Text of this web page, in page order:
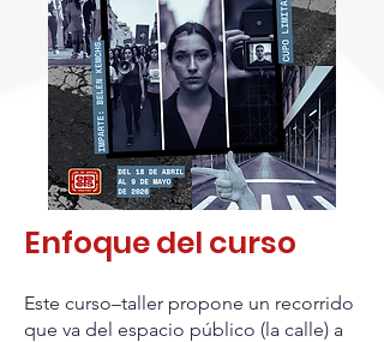
Enfoque del curso
Este curso–taller propone un recorrido
que va del espacio público (la calle) a